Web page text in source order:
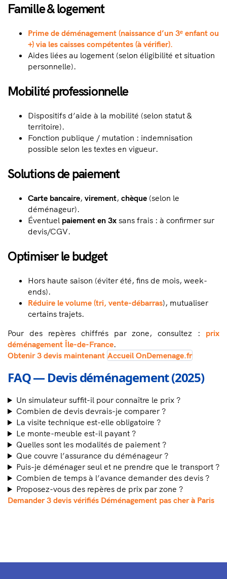
Famille & logement
Prime de déménagement (naissance d’un 3ᵉ enfant ou
+) via les caisses compétentes (à vérifier).
Aides liées au logement (selon éligibilité et situation
personnelle).
Mobilité professionnelle
Dispositifs d’aide à la mobilité (selon statut &
territoire).
Fonction publique / mutation : indemnisation
possible selon les textes en vigueur.
Solutions de paiement
Carte bancaire, virement, chèque (selon le
déménageur).
Éventuel paiement en 3x sans frais : à confirmer sur
devis/CGV.
Optimiser le budget
Hors haute saison (éviter été, fins de mois, week-
ends).
Réduire le volume (tri, vente-débarras), mutualiser
certains trajets.
Pour des repères chiffrés par zone, consultez : prix
déménagement Île-de-France.
Obtenir 3 devis maintenant Accueil OnDemenage.fr
FAQ — Devis déménagement (2025)
Un simulateur suffit-il pour connaître le prix ?
Combien de devis devrais-je comparer ?
La visite technique est-elle obligatoire ?
Le monte-meuble est-il payant ?
Quelles sont les modalités de paiement ?
Que couvre l’assurance du déménageur ?
Puis-je déménager seul et ne prendre que le transport ?
Combien de temps à l’avance demander des devis ?
Proposez-vous des repères de prix par zone ?
Demander 3 devis vérifiés Déménagement pas cher à Paris